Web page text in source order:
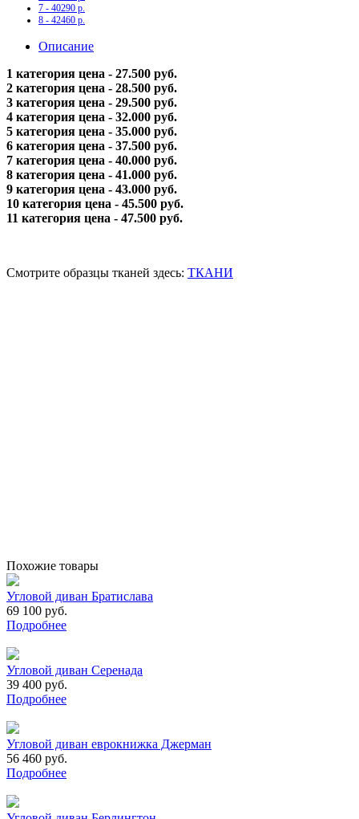
7 - 40290 р.
8 - 42460 р.
Описание
1 категория цена - 27.500 руб.
2 категория цена - 28.500 руб.
3 категория цена - 29.500 руб.
4 категория цена - 32.000 руб.
5 категория цена - 35.000 руб.
6 категория цена - 37.500 руб.
7 категория цена - 40.000 руб.
8 категория цена - 41.000 руб.
9 категория цена - 43.000 руб.
10 категория цена - 45.500 руб.
11 категория цена - 47.500 руб.
Смотрите образцы тканей здесь: ТКАНИ
Похожие товары
Угловой диван Братислава
69 100 руб.
Подробнее
Угловой диван Серенада
39 400 руб.
Подробнее
Угловой диван еврокнижка Джерман
56 460 руб.
Подробнее